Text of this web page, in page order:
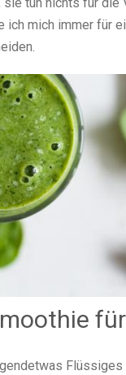
ich mich immer für